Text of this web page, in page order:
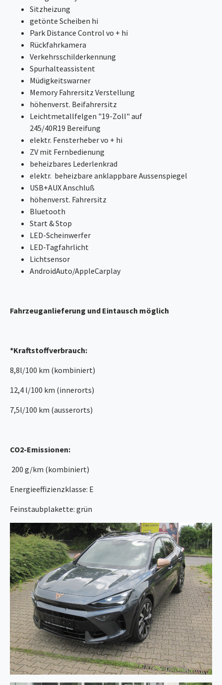
Sitzheizung
getönte Scheiben hi
Park Distance Control vo + hi
Rückfahrkamera
Verkehrsschilderkennung
Spurhalteassistent
Müdigkeitswarner
Memory Fahrersitz Verstellung
höhenverst. Beifahrersitz
Leichtmetallfelgen "19-Zoll" auf
245/40R19 Bereifung
elektr. Fensterheber vo + hi
ZV mit Fernbedienung
beheizbares Lederlenkrad
elektr. beheizbare anklappbare Aussenspiegel
USB+AUX Anschluß
höhenverst. Fahrersitz
Bluetooth
Start & Stop
LED-Scheinwerfer
LED-Tagfahrlicht
Lichtsensor
AndroidAuto/AppleCarplay
Fahrzeuganlieferung und Eintausch möglich
*Kraftstoffverbrauch:
8,8l/100 km (kombiniert)
12,4 l/100 km (innerorts)
7,5l/100 km (ausserorts)
CO2-Emissionen:
200 g/km (kombiniert)
Energieeffizienzklasse: E
Feinstaubplakette: grün